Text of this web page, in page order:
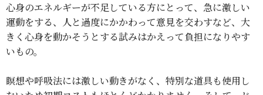
心身のエネルギーが不足している方にとって、急に激しい
運動をする、人と過度にかかわって意見を交わすなど、大
きく心身を動かそうとする試みはかえって負担になりやす
いもの。
瞑想や呼吸法には激しい動きがなく、特別な道具も使用し